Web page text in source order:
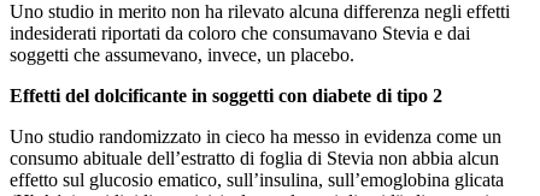
Uno studio in merito non ha rilevato alcuna differenza negli effetti
indesiderati riportati da coloro che consumavano Stevia e dai
soggetti che assumevano, invece, un placebo.
Effetti del dolcificante in soggetti con diabete di tipo 2
Uno studio randomizzato in cieco ha messo in evidenza come un
consumo abituale dell’estratto di foglia di Stevia non abbia alcun
effetto sul glucosio ematico, sull’insulina, sull’emoglobina glicata